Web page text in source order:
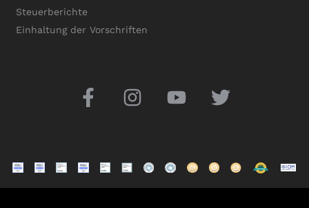
Steuerberichte
Einhaltung der Vorschriften